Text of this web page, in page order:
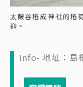
太皷谷稻成神社的稻
迎。
Info- 地址：島